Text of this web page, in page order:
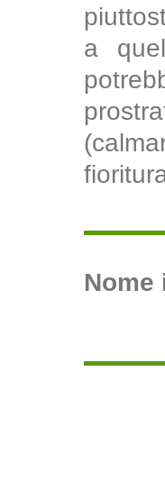
a
Nome